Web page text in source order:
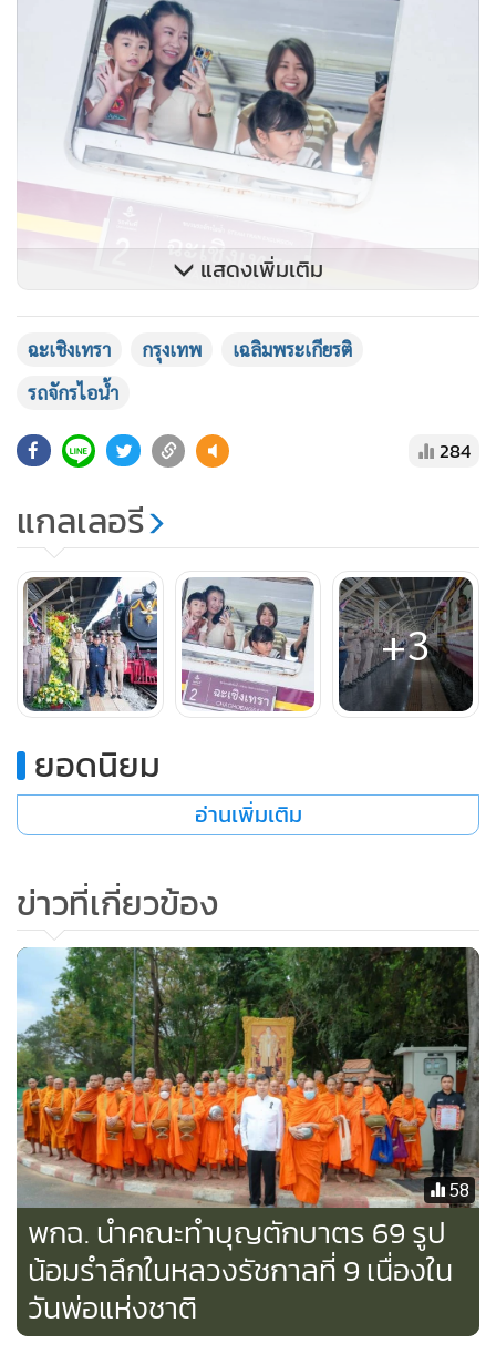
ทั้งนี้ การรถไฟฯ นำหัวรถจักรไอน้ำแปซิฟิก หมายเลข 824 และ
850 รุ่นหลังสงครามโลกครั้งที่ 2 ผลิตโดยบริษัท นิปปอน ชาร์
เรียว จำกัด ซึ่งปัจจุบันเก็บรักษาและซ่อมบำรุงอยู่ที่โรงรถจักร
ธนบุรี โดยนำมาจัดเดินขบวนรถพิเศษนำเที่ยว เนื่องใน 7 วัน
สำคัญของทุกปี ประกอบด้วย
1. วันที่ 26 มีนาคม วันคล้ายวันสถาปนากิจการรถไฟ เส้นทาง
กรุงเทพ – อยุธยา – กรุงเทพ
2. วันที่ 4 พฤษภาคม วันฉัตรมงคล เส้นทางกรุงเทพ – นครปฐม –
กรุงเทพ
3. วันที่ 3 มิถุนายน วันเฉลิมพระชนมพรรษาสมเด็จพระนางเจ้าสุ
ทิดาพัชรสุธาพิมลลักษณ
พระบรมราชินี เส้นทางกรุงเทพ – ฉะเชิงเทรา – กรุงเทพ
4. วันที่ 28 กรกฎาคม วันเฉลิมพระชนมพรรษาพระบาทสมเด็จ
พระเจ้าอยู่หัว เส้นทางกรุงเทพ – อยุธยา – กรุงเทพ
แสดงเพิ่มเติม
ฉะเชิงเทรา กรุงเทพ
เฉลิมพระเกียรติ
รถจักรไอน้ำ
284
แกลเลอรี
+3
ยอดนิยม
อ่านเพิ่มเติม
ข่าวที่เกี่ยวข้อง
58
พกฉ. นำคณะทำบุญตักบาตร 69 รูป
น้อมรำลึกในหลวงรัชกาลที่ 9 เนื่องใน
วันพ่อแห่งชาติ